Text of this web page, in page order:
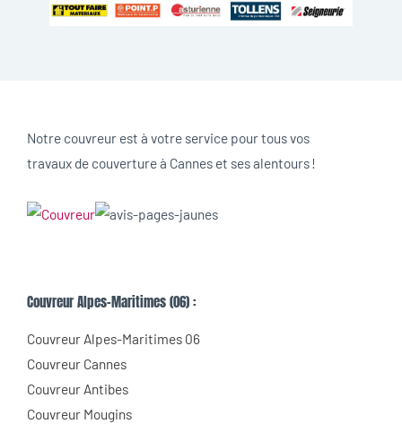
Notre couvreur est à votre service pour tous vos
travaux de couverture à Cannes et ses alentours !
Couvreur Alpes-Maritimes (06) :
Couvreur Alpes-Maritimes 06
Couvreur Cannes
Couvreur Antibes
Couvreur Mougins